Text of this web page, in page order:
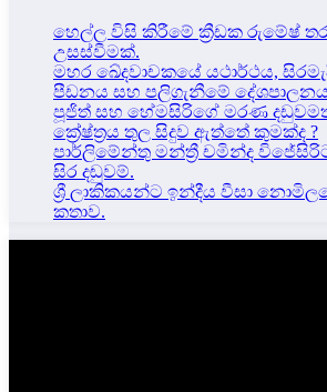
හෙල්ල විසි කිරීමේ ක්‍රීඩක රුමේෂ්
උසස්වීමක්.
මහර ඛේදවාචකයේ යථාර්ථය,
පීඩනය සහ පලිගැනීමේ දේශපාලනය
පූජිත් සහ හේමසිරිගේ මරණ
ක්‍රේෂ්ත්‍රය තුල සිදුව ඇත්තේ කුමක්ද ?
පාර්ලිමේන්තු මන්ත්‍රී චමින්ද
සිර දඬුවම්.
ශ්‍රී ලාකිකයන්ට ඉන්දීය වීසා
කතාව.